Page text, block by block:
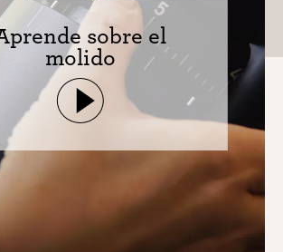
sobre el
molido